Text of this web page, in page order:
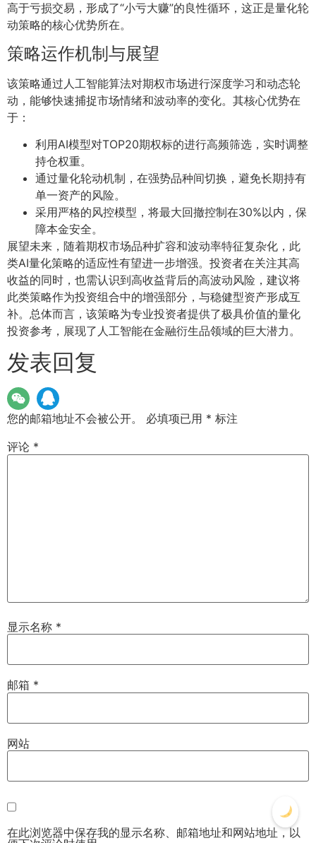
高于亏损交易，形成了“小亏大赚”的良性循环，这正是量化轮
动策略的核心优势所在。
策略运作机制与展望
该策略通过人工智能算法对期权市场进行深度学习和动态轮
动，能够快速捕捉市场情绪和波动率的变化。其核心优势在
于：
利用AI模型对TOP20期权标的进行高频筛选，实时调整
持仓权重。
通过量化轮动机制，在强势品种间切换，避免长期持有
单一资产的风险。
采用严格的风控模型，将最大回撤控制在30%以内，保
障本金安全。
展望未来，随着期权市场品种扩容和波动率特征复杂化，此
类AI量化策略的适应性有望进一步增强。投资者在关注其高
收益的同时，也需认识到高收益背后的高波动风险，建议将
此类策略作为投资组合中的增强部分，与稳健型资产形成互
补。总体而言，该策略为专业投资者提供了极具价值的量化
投资参考，展现了人工智能在金融衍生品领域的巨大潜力。
发表回复
您的邮箱地址不会被公开。 必填项已用 * 标注
评论 *
显示名称 *
邮箱 *
网站
在此浏览器中保存我的显示名称、邮箱地址和网站地址，以